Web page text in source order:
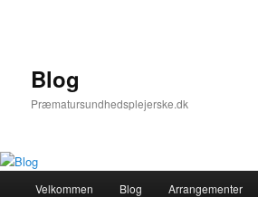
Blog
Præmatursundhedsplejerske.dk
Velkommen Blog Arrangementer